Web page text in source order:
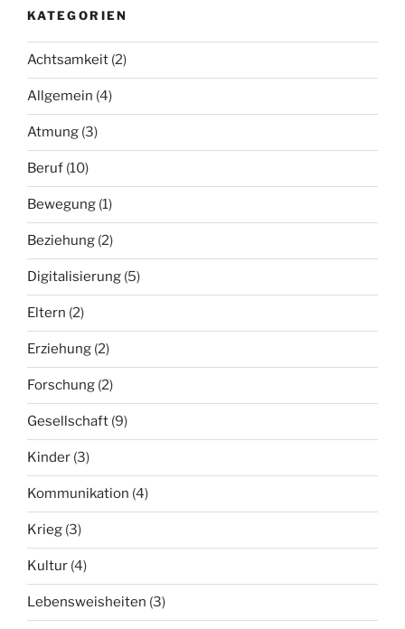
KATEGORIEN
Achtsamkeit (2)
Allgemein (4)
Atmung (3)
Beruf (10)
Bewegung (1)
Beziehung (2)
Digitalisierung (5)
Eltern (2)
Erziehung (2)
Forschung (2)
Gesellschaft (9)
Kinder (3)
Kommunikation (4)
Krieg (3)
Kultur (4)
Lebensweisheiten (3)